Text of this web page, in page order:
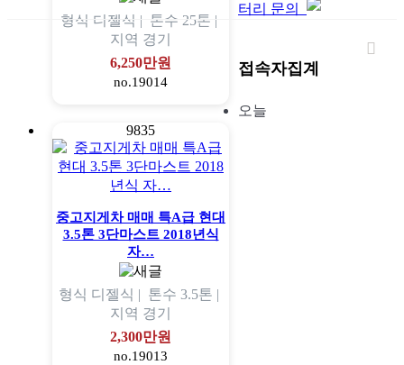
형식 디젤식 | 톤수 25톤 |
지역 경기
6,250만원
no.19014
9835
중고지게차 매매 특A급 현대
3.5톤 3단마스트 2018년식
자…
형식 디젤식 | 톤수 3.5톤 |
지역 경기
2,300만원
no.19013
터리 문의
접속자집계
오늘